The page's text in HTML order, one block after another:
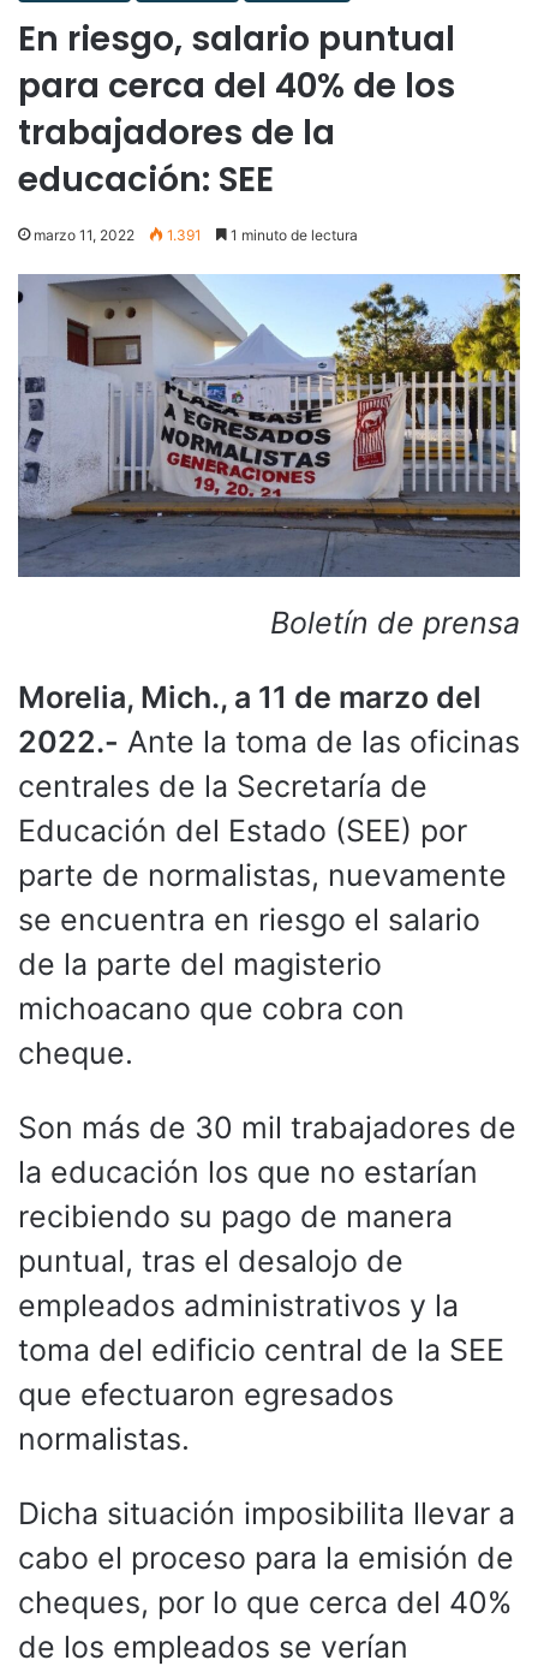
En riesgo, salario puntual
para cerca del 40% de los
trabajadores de la
educación: SEE
marzo 11, 2022 1.391 1 minuto de lectura
Boletín de prensa
Morelia, Mich., a 11 de marzo del
2022.- Ante la toma de las oficinas
centrales de la Secretaría de
Educación del Estado (SEE) por
parte de normalistas, nuevamente
se encuentra en riesgo el salario
de la parte del magisterio
michoacano que cobra con
cheque.
Son más de 30 mil trabajadores de
la educación los que no estarían
recibiendo su pago de manera
puntual, tras el desalojo de
empleados administrativos y la
toma del edificio central de la SEE
que efectuaron egresados
normalistas.
Dicha situación imposibilita llevar a
cabo el proceso para la emisión de
cheques, por lo que cerca del 40%
de los empleados se verían